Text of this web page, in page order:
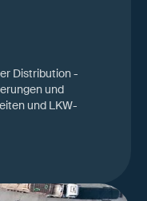
Distribution -
und
und LKW-